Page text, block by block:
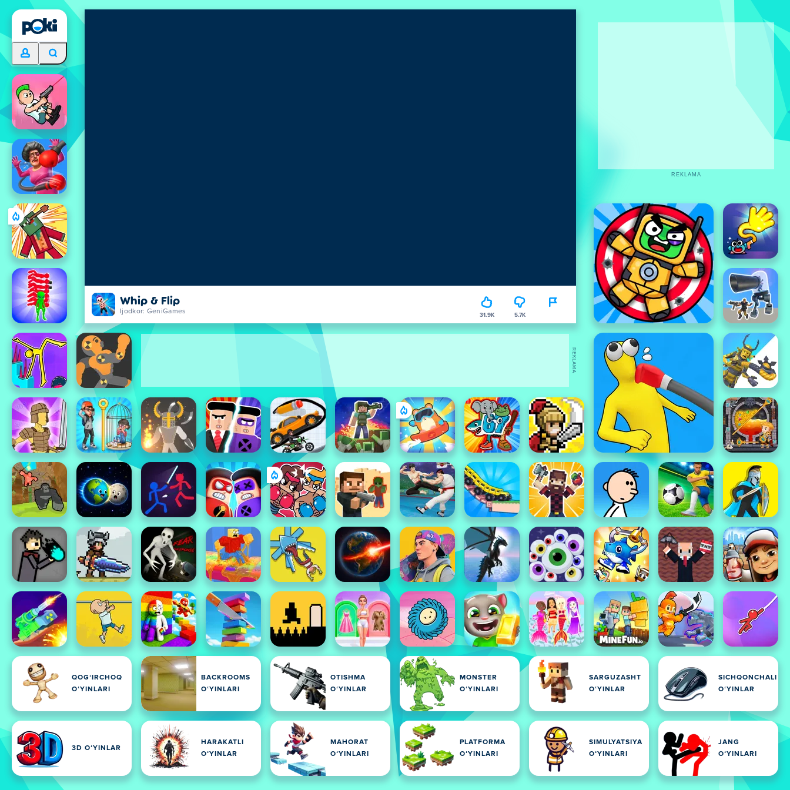
Whip & Flip
Ijodkor: GeniGames 31.9K 5.7K
QOGʻIRCHOQ
OʻYINLARI
BACKROOMS
OʻYINLARI
OTISHMA
OʻYINLAR
MONSTER
OʻYINLARI
SARGUZASHT
OʻYINLAR
SICHQONCHALI
OʻYINLAR
3D OʻYINLAR
HARAKATLI
OʻYINLAR
MAHORAT
OʻYINLARI
PLATFORMA
OʻYINLARI
SIMULYATSIYA
OʻYINLARI
JANG
OʻYINLARI
REKLAMA
REKLAMA